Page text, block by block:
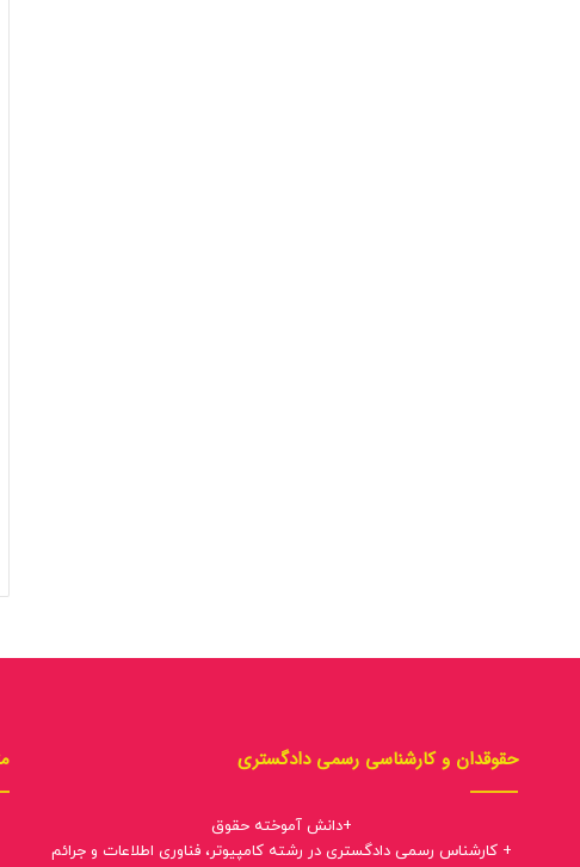
حقوقدان و کارشناسی رسمی دادگستری
+دانش آموخته حقوق
+ کارشناس رسمی دادگستری در رشته کامپیوتر، فناوری اطلاعات و جرائم